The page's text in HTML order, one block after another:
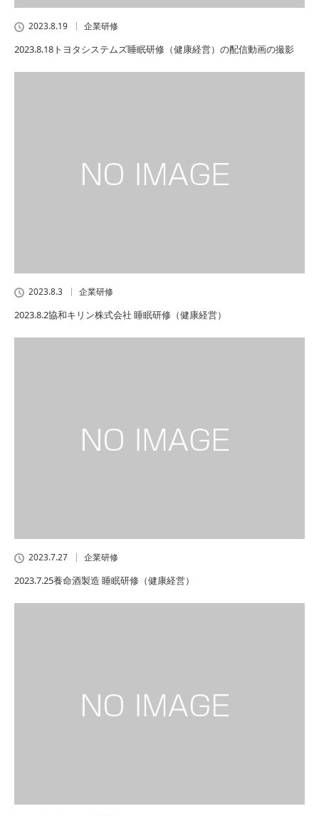
2023.8.19 企業研修
2023.8.18トヨタシステムズ睡眠研修（健康経営）の配信動画の撮影
2023.8.3 企業研修
2023.8.2協和キリン株式会社 睡眠研修（健康経営）
2023.7.27 企業研修
2023.7.25養命酒製造 睡眠研修（健康経営）